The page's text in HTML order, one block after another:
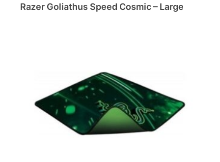
Razer Goliathus Speed Cosmic – Large